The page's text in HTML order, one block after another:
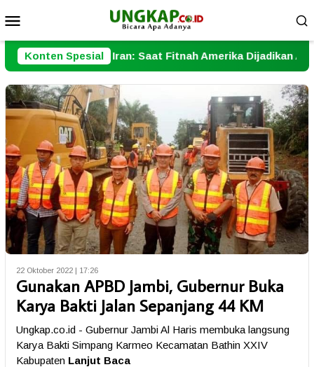
ke
kontenMobile
Konten Spesial
Iran: Saat Fitnah Amerika Dijadikan Alasan Perang
22 Oktober 2022 | 17:26
Gunakan APBD Jambi, Gubernur Buka
Karya Bakti Jalan Sepanjang 44 KM
Ungkap.co.id - Gubernur Jambi Al Haris membuka langsung
Karya Bakti Simpang Karmeo Kecamatan Bathin XXIV
Kabupaten Lanjut Baca